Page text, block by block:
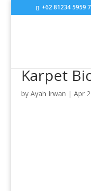
+62 81234 5959
Karpet
by Ayah Irwan | Apr